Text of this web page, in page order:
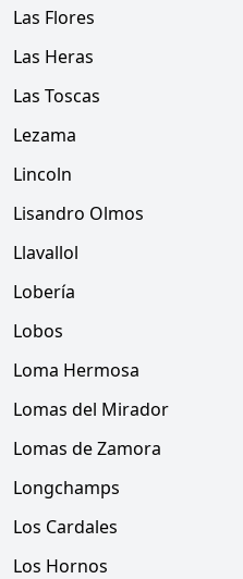
Las Flores
Las Heras
Las Toscas
Lezama
Lincoln
Lisandro Olmos
Llavallol
Lobería
Lobos
Loma Hermosa
Lomas del Mirador
Lomas de Zamora
Longchamps
Los Cardales
Los Hornos